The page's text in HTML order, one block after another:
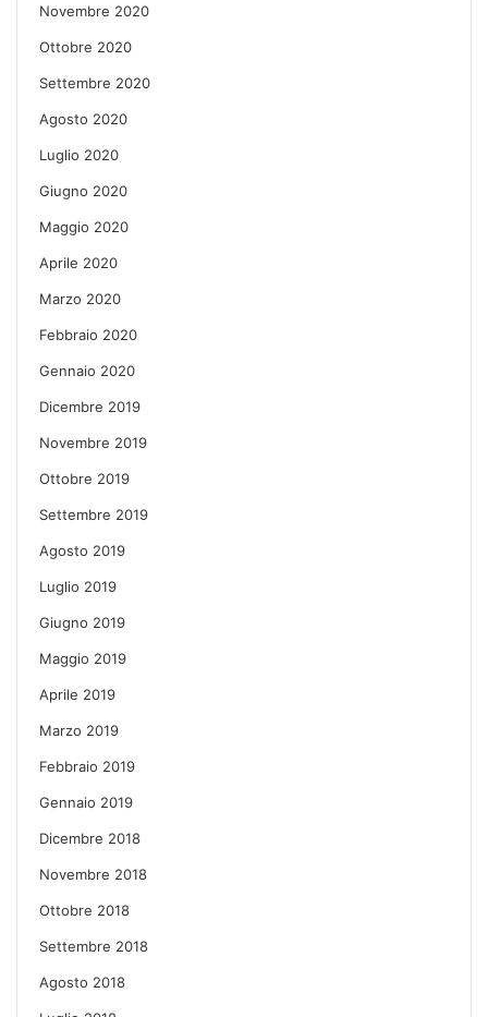
Novembre 2020
Ottobre 2020
Settembre 2020
Agosto 2020
Luglio 2020
Giugno 2020
Maggio 2020
Aprile 2020
Marzo 2020
Febbraio 2020
Gennaio 2020
Dicembre 2019
Novembre 2019
Ottobre 2019
Settembre 2019
Agosto 2019
Luglio 2019
Giugno 2019
Maggio 2019
Aprile 2019
Marzo 2019
Febbraio 2019
Gennaio 2019
Dicembre 2018
Novembre 2018
Ottobre 2018
Settembre 2018
Agosto 2018